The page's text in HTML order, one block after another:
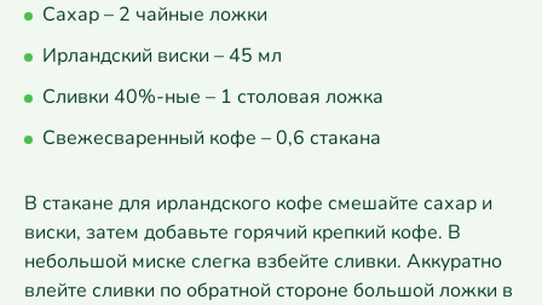
Сахар – 2 чайные ложки
Ирландский виски – 45 мл
Сливки 40%-ные – 1 столовая ложка
Свежесваренный кофе – 0,6 стакана
В стакане для ирландского кофе смешайте сахар и
виски, затем добавьте горячий крепкий кофе. В
небольшой миске слегка взбейте сливки. Аккуратно
влейте сливки по обратной стороне большой ложки в